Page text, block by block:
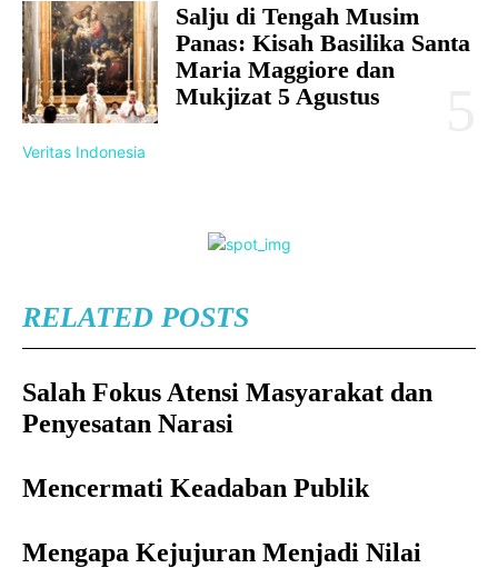
Salju di Tengah Musim
Panas: Kisah Basilika Santa
Maria Maggiore dan
Mukjizat 5 Agustus
Veritas Indonesia
RELATED POSTS
Salah Fokus Atensi Masyarakat dan
Penyesatan Narasi
Mencermati Keadaban Publik
Mengapa Kejujuran Menjadi Nilai